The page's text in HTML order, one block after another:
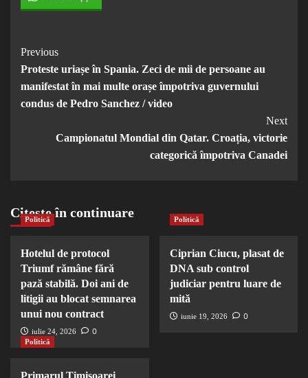
Post
Navigation
Previous
Proteste uriașe în Spania. Zeci de mii de persoane au
manifestat în mai multe orașe împotriva guvernului
condus de Pedro Sanchez / video
Next
Campionatul Mondial din Qatar. Croația, victorie
categorică împotriva Canadei
Citește în continuare
Politică
Hotelul de protocol
Triumf rămâne fără
pază stabilă. Doi ani de
litigii au blocat semnarea
unui nou contract
iulie 24, 2026 0
Politică
Ciprian Ciucu, plasat de
DNA sub control
judiciar pentru luare de
mită
iunie 19, 2026 0
Politică